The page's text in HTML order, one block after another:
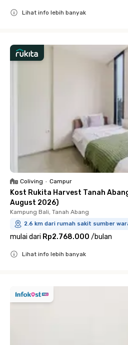
Lihat info lebih banyak
Coliving • Campur
Kost Rukita Harvest Tanah
August 2026)
Kampung Bali, Tanah Abang
2.6 km dari rumah sakit sumber
mulai dari Rp2.768.000 /bulan
Lihat info lebih banyak